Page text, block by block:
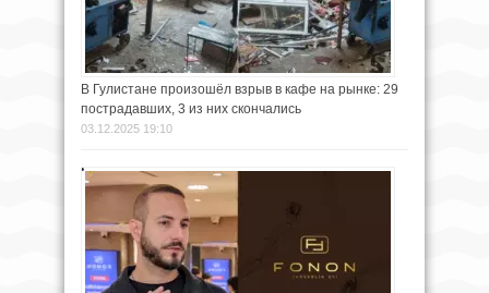
В Гулистане произошёл взрыв в кафе на рынке: 29
пострадавших, 3 из них скончались
03.12.2025 19:10